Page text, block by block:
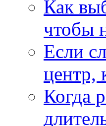
Как
чтобы
Если
центр,
Когда